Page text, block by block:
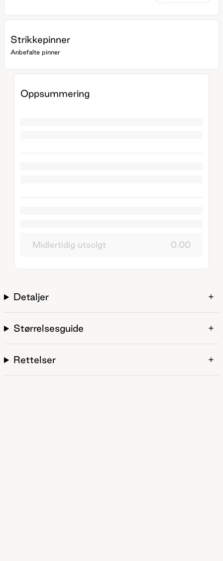
Strikkepinner
Anbefalte pinner
Oppsummering
Midlertidig utsolgt 0.00
Detaljer
Størrelsesguide
Rettelser